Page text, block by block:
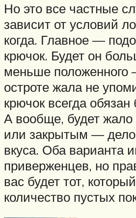
Но это все частные
зависит от условий
когда. Главное —
крючок. Будет он
меньше
остроте жала не
крючок всегда
А вообще, будет
или закрытым —
вкуса. Оба варианта
приверженцев, но
вас будет тот,
количество пустых